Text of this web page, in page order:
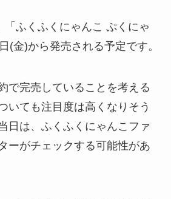
「ふくふくにゃんこ ぷくにゃ
(金)から発売される予定です。
で完売していることを考える
いても注目度は高くなりそう
日は、ふくふくにゃんこファ
ーがチェックする可能性があ